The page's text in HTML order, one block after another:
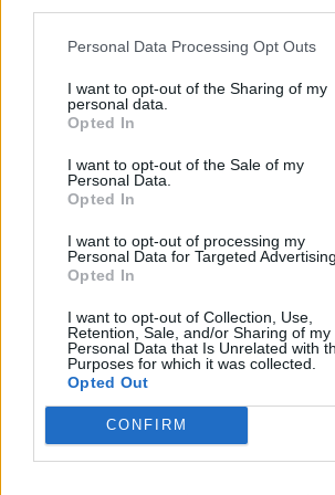
Personal Data Processing Opt Outs
I want to opt-out of the Sharing of my
personal data.
Opted In
I want to opt-out of the Sale of my
Personal Data.
Opted In
I want to opt-out of processing my
Personal Data for Targeted Advertising.
Opted In
I want to opt-out of Collection, Use,
Retention, Sale, and/or Sharing of my
Personal Data that Is Unrelated with
Purposes for which it was collected.
Opted Out
CONFIRM
Koníčky a zájmy
Kategorií:0
Kultura, umění a filozofie
Kategorií:
Láska, vztahy a sex
Kategorií:0
Diskuzí:55
Náboženství